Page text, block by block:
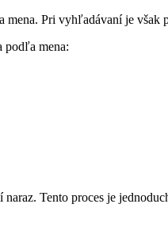
Pri vyhľadávaní je však
podľa mena:
Tento proces je